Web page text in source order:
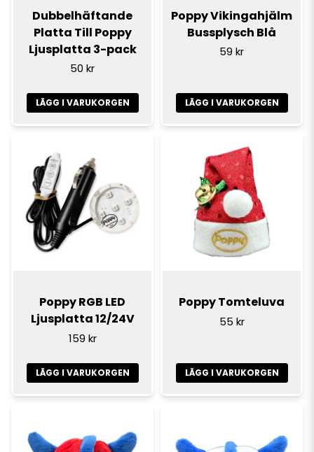
Dubbelhäftande
Platta Till Poppy
Ljusplatta 3-pack
50 kr
LÄGG I VARUKORGEN
Poppy Vikingahjälm
Bussplysch Blå
59 kr
LÄGG I VARUKORGEN
Poppy RGB LED
Ljusplatta 12/24V
159 kr
LÄGG I VARUKORGEN
Poppy Tomteluva
55 kr
LÄGG I VARUKORGEN